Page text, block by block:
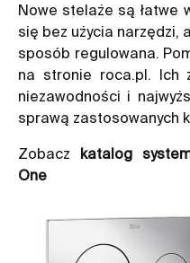
Nowe stelaże są łatwe
się bez użycia narzędzi,
sposób regulowana.
na stronie roca.pl. Ich
niezawodności i
sprawą zastosowanych
Zobacz katalog
One